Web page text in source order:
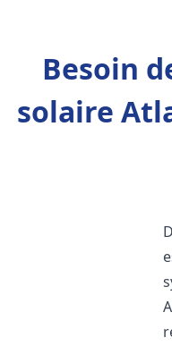
Besoin
solaire